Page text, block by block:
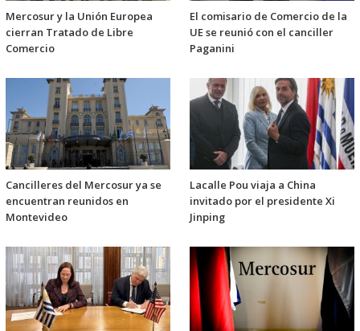
Mercosur y la Unión Europea
cierran Tratado de Libre
Comercio
El comisario de Comercio de la
UE se reunió con el canciller
Paganini
Cancilleres del Mercosur ya se
encuentran reunidos en
Montevideo
Lacalle Pou viaja a China
invitado por el presidente Xi
Jinping